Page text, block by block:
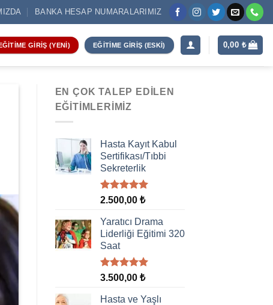
BANKA HESAP NUMARALARIMIZ
GIRIŞ (YENI) EĞITIME GIRIŞ (ESKI) 0,00 ₺
EN ÇOK TALEP EDILEN
EĞITIMLERIMIZ
Hasta Kayıt Kabul
Sertifikası/Tıbbi
Sekreterlik
5 üzerinden
oy
aldı
2.500,00 ₺
Yaratıcı Drama
Liderliği Eğitimi 320
Saat
5 üzerinden
oy
aldı
3.500,00 ₺
Hasta ve Yaşlı